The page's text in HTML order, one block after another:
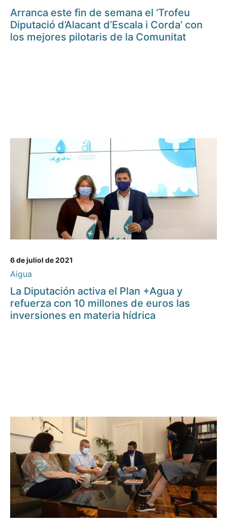
Arranca este fin de semana el ‘Trofeu
Diputació d’Alacant d’Escala i Corda’ con
los mejores pilotaris de la Comunitat
6 de juliol de 2021
Aigua
La Diputación activa el Plan +Agua y
refuerza con 10 millones de euros las
inversiones en materia hídrica